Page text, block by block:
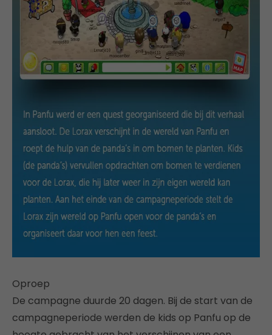
Oproep
De campagne duurde 20 dagen. Bij de start van de
campagneperiode werden de kids op Panfu op de